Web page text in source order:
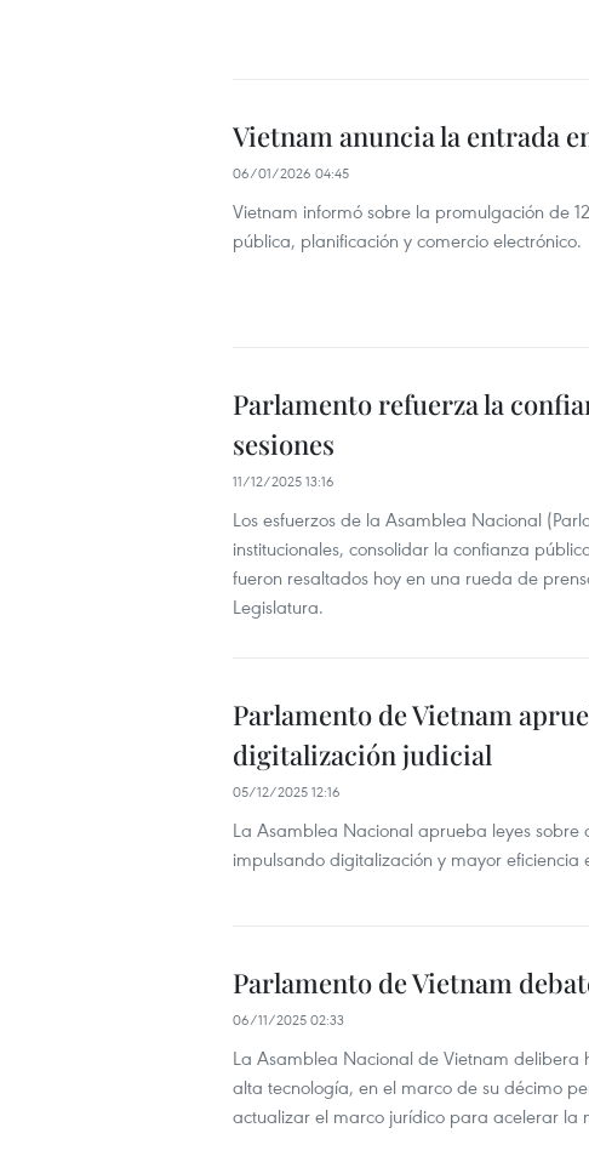
Vietnam anuncia la entrada
06/01/2026 04:45
Vietnam informó sobre la promulgación de
pública, planificación y comercio electrónico.
Parlamento refuerza la
sesiones
11/12/2025 13:16
Los esfuerzos de la Asamblea Nacional
institucionales, consolidar la confianza
fueron resaltados hoy en una rueda de
Legislatura.
Parlamento de Vietnam
digitalización judicial
05/12/2025 12:16
La Asamblea Nacional aprueba leyes sobre
impulsando digitalización y mayor eficiencia
Parlamento de Vietnam
06/11/2025 02:33
La Asamblea Nacional de Vietnam delibera
alta tecnología, en el marco de su décimo
actualizar el marco jurídico para acelerar la